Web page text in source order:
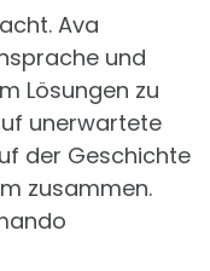
Ava
und
Lösungen zu
unerwartete
der Geschichte
zusammen.